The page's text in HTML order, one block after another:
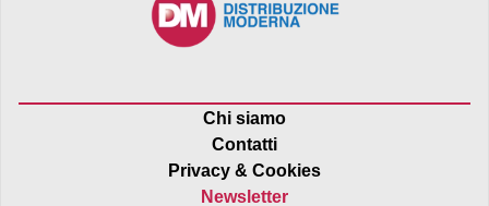
Chi siamo
Contatti
Privacy & Cookies
Newsletter